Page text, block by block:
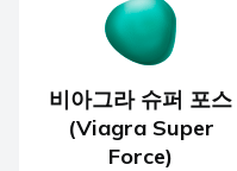
비아그라 슈퍼 포스
(Viagra Super
Force)